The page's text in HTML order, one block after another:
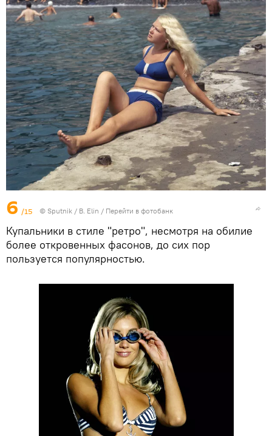
6 /15 © Sputnik / B. Elin / Перейти в фотобанк
Купальники в стиле "ретро", несмотря на обилие
более откровенных фасонов, до сих пор
пользуется популярностью.